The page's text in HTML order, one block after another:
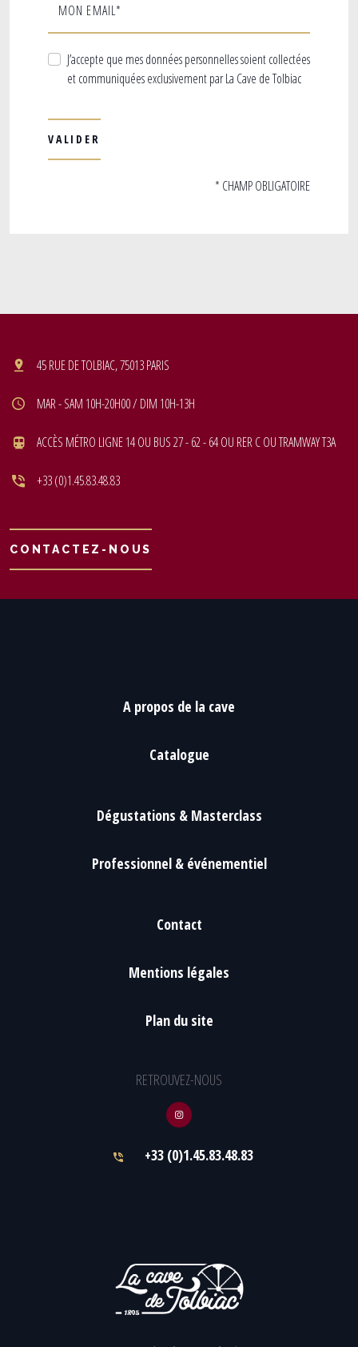
MON EMAIL*
J’accepte que mes données personnelles soient collectées
et communiquées exclusivement par La Cave de Tolbiac
* CHAMP OBLIGATOIRE
45 RUE DE TOLBIAC, 75013 PARIS
MAR - SAM 10H-20H00 / DIM 10H-13H
ACCÈS MÉTRO LIGNE 14 OU BUS 27 - 62 - 64 OU RER C OU TRAMWAY T3A
+33 (0)1.45.83.48.83
CONTACTEZ-NOUS
A propos de la cave
Catalogue
Dégustations & Masterclass
Professionnel & événementiel
Contact
Mentions légales
Plan du site
RETROUVEZ-NOUS
+33 (0)1.45.83.48.83